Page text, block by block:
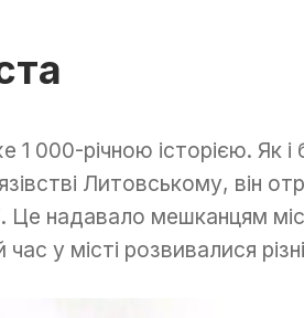
000-річною історією. Як і
Литовському, він
Це надавало мешканцям
час у місті розвивалися